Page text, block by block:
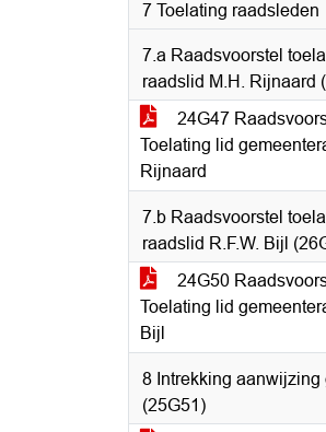
7 Toelating raadsleden
7.a Raadsvoorstel
raadslid M.H. Rijnaard
24G47
Toelating lid
Rijnaard
7.b Raadsvoorstel
raadslid R.F.W. Bijl
24G50
Toelating lid
Bijl
8 Intrekking aanwijzing
(25G51)